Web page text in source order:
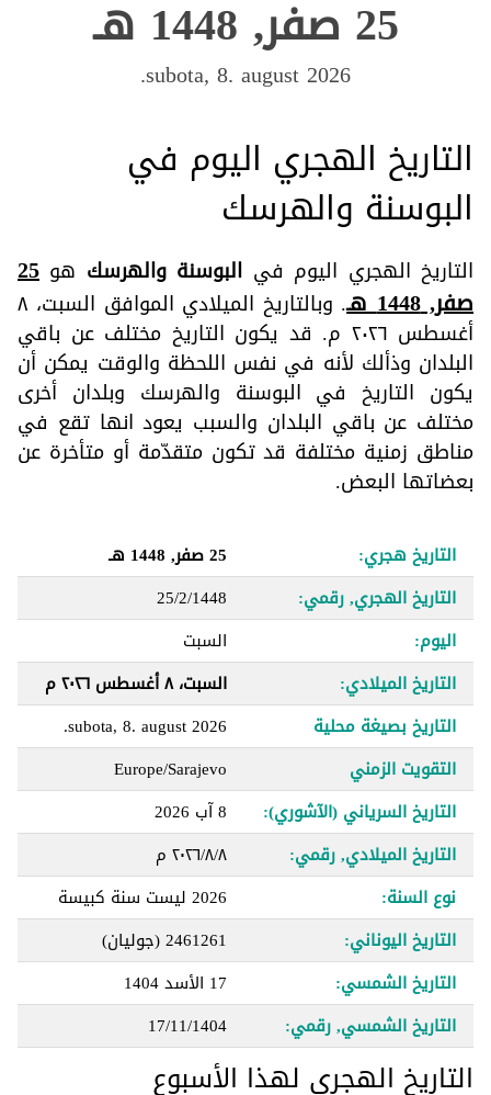
25 صفر, 1448 هـ
subota, 8. august 2026.
التاريخ الهجري اليوم في
البوسنة والهرسك
التاريخ الهجري اليوم في البوسنة والهرسك هو 25
صفر, 1448 هـ . وبالتاريخ الميلادي الموافق السبت، ٨
أغسطس ٢٠٢٦ م. قد يكون التاريخ مختلف عن باقي
البلدان وذألك لأنه في نفس اللحظة والوقت يمكن أن
يكون التاريخ في البوسنة والهرسك وبلدان أخرى
مختلف عن باقي البلدان والسبب يعود انها تقع في
مناطق زمنية مختلفة قد تكون متقدّمة أو متأخرة عن
بعضاتها البعض.
التاريخ هجري:
25 صفر, 1448 هـ
التاريخ الهجري, رقمي:
25/2/1448
اليوم:
السبت
التاريخ الميلادي:
السبت، ٨ أغسطس ٢٠٢٦ م
التاريخ بصيغة محلية
subota, 8. august 2026.
التقويت الزمني
Europe/Sarajevo
التاريخ السرياني (الآشوري):
8 آب 2026
التاريخ الميلادي, رقمي:
٨‏/٨‏/٢٠٢٦ م
نوع السنة:
2026 ليست سنة كبيسة
التاريخ اليوناني:
2461261 (جوليان)
التاريخ الشمسي:
17 الأسد 1404
التاريخ الشمسي, رقمي:
17/11/1404
التاريخ الهجري لهذا الأسبوع